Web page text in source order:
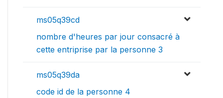
ms05q39cd
nombre d'heures par jour consacré à
cette entriprise par la personne 3
ms05q39da
code id de la personne 4